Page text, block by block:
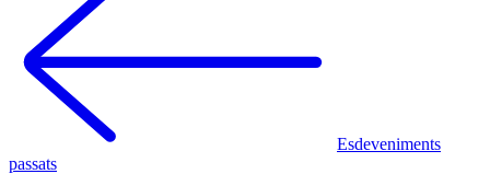
Esdeveniments
passats